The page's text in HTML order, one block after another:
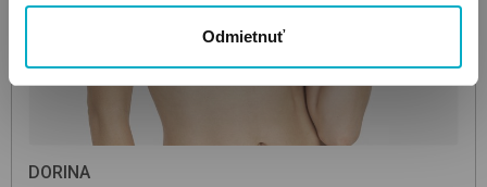
Odmietnuť
DORINA